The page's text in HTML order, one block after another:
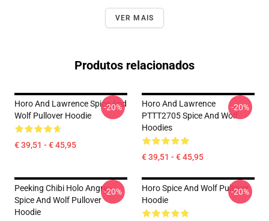
VER MAIS
Produtos relacionados
Horo And Lawrence Spice And
Wolf Pullover Hoodie
€ 39,51 - € 45,95
-20%
Horo And Lawrence
PTTT2705 Spice And Wolf
Hoodies
€ 39,51 - € 45,95
-20%
Peeking Chibi Holo Angry -
Spice And Wolf Pullover
Hoodie
-20%
Horo Spice And Wolf Pullover
Hoodie
-20%